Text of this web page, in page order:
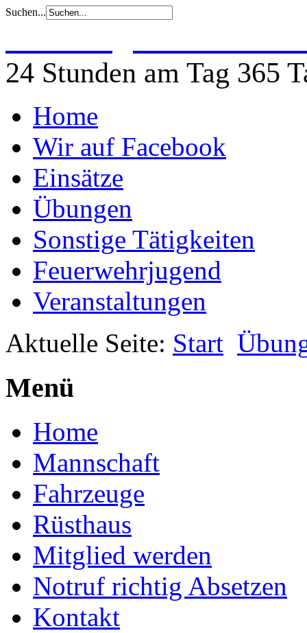
Suchen...
24 Stunden am Tag 365
Home
Wir auf Facebook
Einsätze
Übungen
Sonstige Tätigkeiten
Feuerwehrjugend
Veranstaltungen
Aktuelle Seite: Start
Menü
Home
Mannschaft
Fahrzeuge
Rüsthaus
Mitglied werden
Notruf richtig Absetzen
Kontakt